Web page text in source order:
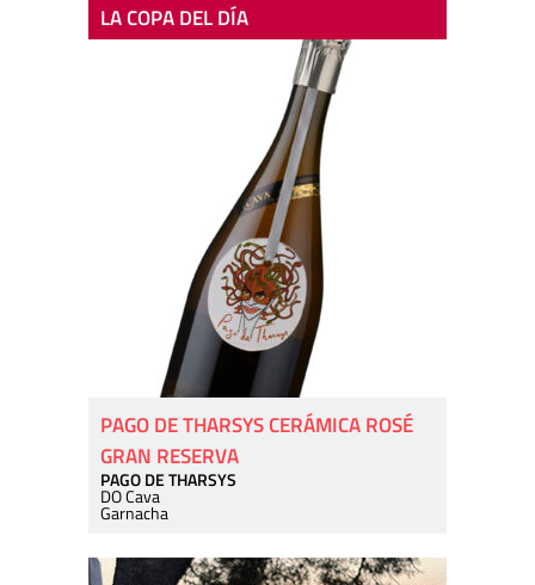
LA COPA DEL DÍA
PAGO DE THARSYS CERÁMICA ROSÉ
GRAN RESERVA
PAGO DE THARSYS
DO Cava
Garnacha